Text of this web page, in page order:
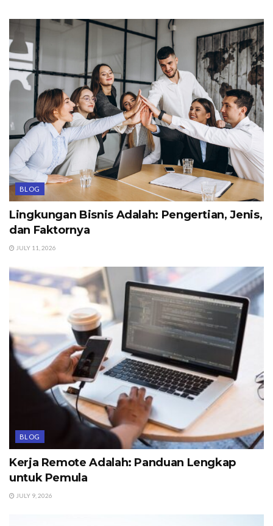
BLOG
Lingkungan Bisnis Adalah: Pengertian, Jenis,
dan Faktornya
JULY 11, 2026
BLOG
Kerja Remote Adalah: Panduan Lengkap
untuk Pemula
JULY 9, 2026